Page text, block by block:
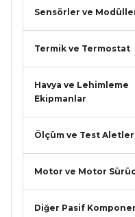
Sensörler ve
Termik ve Termostat
Havya ve Lehimleme
Ekipmanlar
Ölçüm ve Test
Motor ve Motor
Diğer Pasif